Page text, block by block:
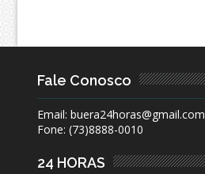
Fale Conosco
Email: buera24horas@gmail.com
Fone: (73)8888-0010
24 HORAS